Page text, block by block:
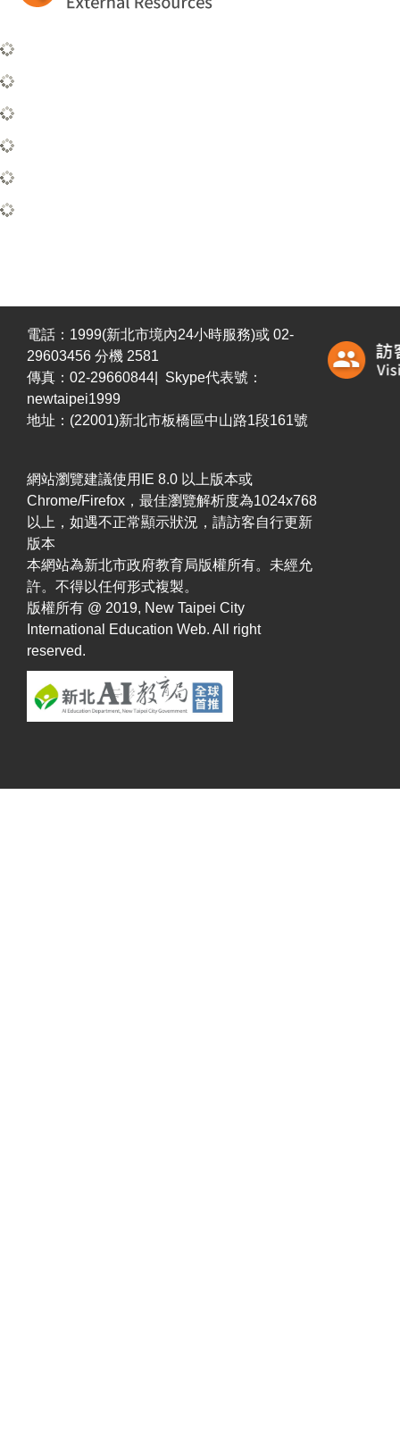
電話：1999(新北市境內24小時服務)或 02-
29603456 分機 2581
傳真：02-29660844| Skype代表號：
newtaipei1999
地址：(22001)新北市板橋區中山路1段161號
網站瀏覽建議使用IE 8.0 以上版本或
Chrome/Firefox，最佳瀏覽解析度為1024x768
以上，如遇不正常顯示狀況，請訪客自行更新
版本
本網站為新北市政府教育局版權所有。未經允
許。不得以任何形式複製。
版權所有 @ 2019, New Taipei City
International Education Web. All right
reserved.